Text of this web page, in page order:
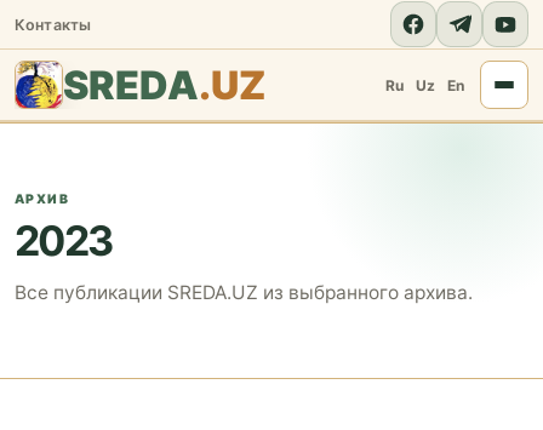
Контакты
SREDA.UZ Ru Uz En
АРХИВ
2023
Все публикации SREDA.UZ из выбранного архива.